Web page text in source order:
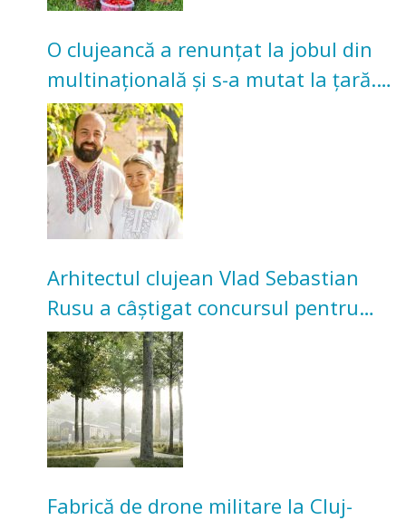
O clujeancă a renunțat la jobul din
multinațională și s-a mutat la țară.
Acum cultivă legume în grădina
bunicilor
Arhitectul clujean Vlad Sebastian
Rusu a câștigat concursul pentru
transformarea Grădinii Casei
Universitarilor
Fabrică de drone militare la Cluj-